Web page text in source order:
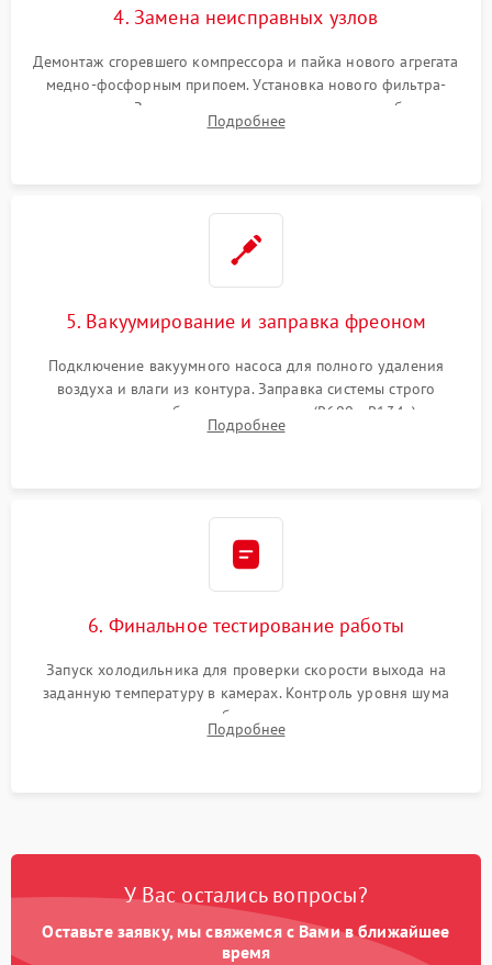
4. Замена неисправных узлов
Демонтаж сгоревшего компрессора и пайка нового агрегата
медно-фосфорным припоем. Установка нового фильтра-
осушителя. Замена изношенных вентиляторов обдува,
сломанных заслонок или поврежденных дверных петель.
Подробнее
5. Вакуумирование и заправка фреоном
Подключение вакуумного насоса для полного удаления
воздуха и влаги из контура. Заправка системы строго
дозированным объемом хладагента (R600a, R134a) по
электронным весам. Контроль рабочего давления в системе.
Подробнее
6. Финальное тестирование работы
Запуск холодильника для проверки скорости выхода на
заданную температуру в камерах. Контроль уровня шума
компрессора, отсутствия обмерзания стенок и корректного
срабатывания системы автоматической оттайки.
Подробнее
У Вас остались вопросы?
Оставьте заявку, мы свяжемся с Вами в ближайшее
время